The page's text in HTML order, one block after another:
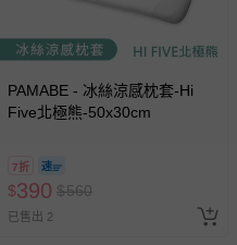
PAMABE - 冰絲涼感枕套-Hi
Five北極熊-50x30cm
7折
$390 $560
已售出 2